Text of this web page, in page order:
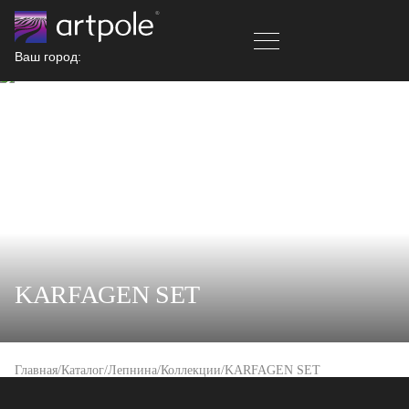
Ваш город:
KARFAGEN SET
Главная Каталог Лепнина Коллекции KARFAGEN SET